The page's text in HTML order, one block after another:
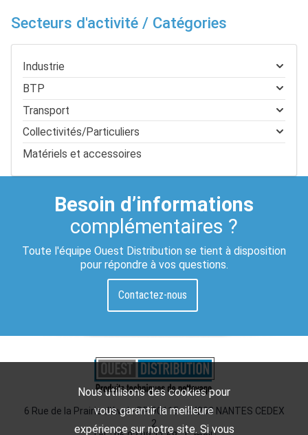
Secteurs d'activité / Catégories
Industrie
BTP
Transport
Collectivités/Particuliers
Matériels et accessoires
Besoin d’informations
complémentaires ?
Toute l'équipe Ouest Distribution se tient à disposition
pour répondre à vos questions.
Contactez-nous
6 Rue de la Prairie d'Aval - BP 90115 - 44200 NANTES CEDEX
2
Nous utilisons des cookies pour
vous garantir la meilleure
expérience sur notre site. Si vous